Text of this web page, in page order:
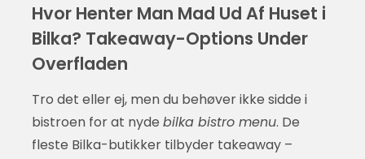
Hvor Henter Man Mad Ud Af Huset i
Bilka? Takeaway-Options Under
Overfladen
Tro det eller ej, men du behøver ikke sidde i
bistroen for at nyde bilka bistro menu. De
fleste Bilka-butikker tilbyder takeaway –